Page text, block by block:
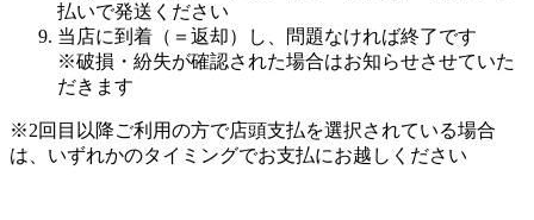
払いで発送ください
当店に到着（＝返却）し、問題なければ終了です
※破損・紛失が確認された場合はお知らせさせていた
だきます
※2回目以降ご利用の方で店頭支払を選択されている場合
は、いずれかのタイミングでお支払にお越しください